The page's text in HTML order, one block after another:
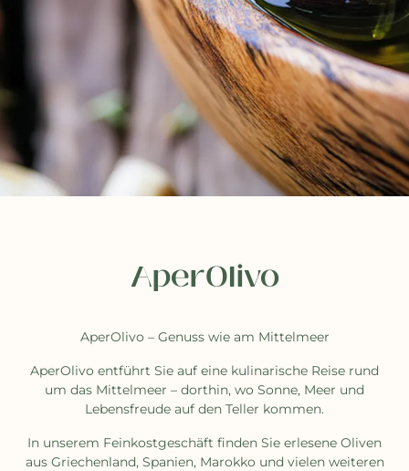
AperOlivo
AperOlivo – Genuss wie am Mittelmeer
AperOlivo entführt Sie auf eine kulinarische Reise rund
um das Mittelmeer – dorthin, wo Sonne, Meer und
Lebensfreude auf den Teller kommen.
In unserem Feinkostgeschäft finden Sie erlesene Oliven
aus Griechenland, Spanien, Marokko und vielen weiteren